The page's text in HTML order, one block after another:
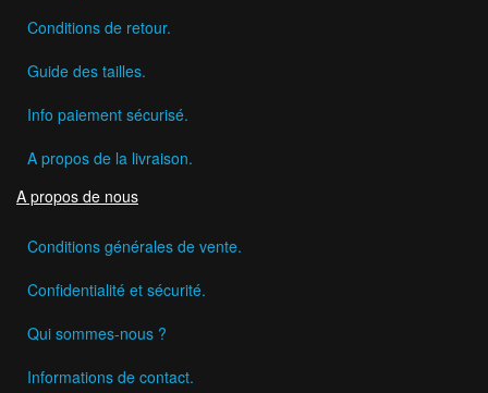
Conditions de retour.
Guide des tailles.
Info paiement sécurisé.
A propos de la livraison.
A propos de nous
Conditions générales de vente.
Confidentialité et sécurité.
Qui sommes-nous ?
Informations de contact.